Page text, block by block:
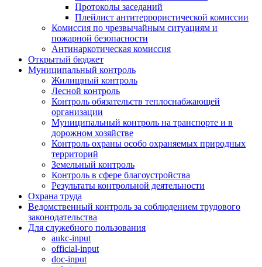
Протоколы заседаний
Плейлист антитеррористической комиссии
Комиссия по чрезвычайным ситуациям и
пожарной безопасности
Антинаркотическая комиссия
Открытый бюджет
Муниципальный контроль
Жилищный контроль
Лесной контроль
Контроль обязательств теплоснабжающей
организации
Муниципальный контроль на транспорте и в
дорожном хозяйстве
Контроль охраны особо охраняемых природных
территорий
Земельный контроль
Контроль в сфере благоустройства
Результаты контрольной деятельности
Охрана труда
Ведомственный контроль за соблюдением трудового
законодательства
Для служебного пользования
aukc-input
official-input
doc-input